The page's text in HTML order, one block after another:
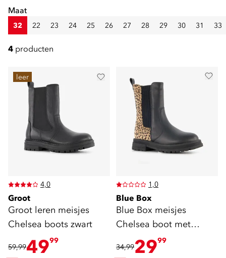
Maat
32 22 23 24 25 26 27 28 29 30 31 33
4 producten
leer
4,0
Groot
Groot leren meisjes
Chelsea boots zwart
59,994999
1,0
Blue Box
Blue Box meisjes
Chelsea boot met
luipaardprint zwart
34,992999